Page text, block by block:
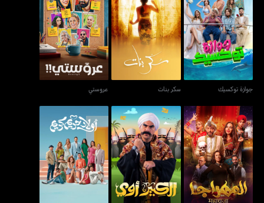
جوازة توكسيك
جوازة توكسيك
سكر بنات
سكر بنات
عروستي
عروستي
المهراجا الكبير أوي أولاد حريم كريم